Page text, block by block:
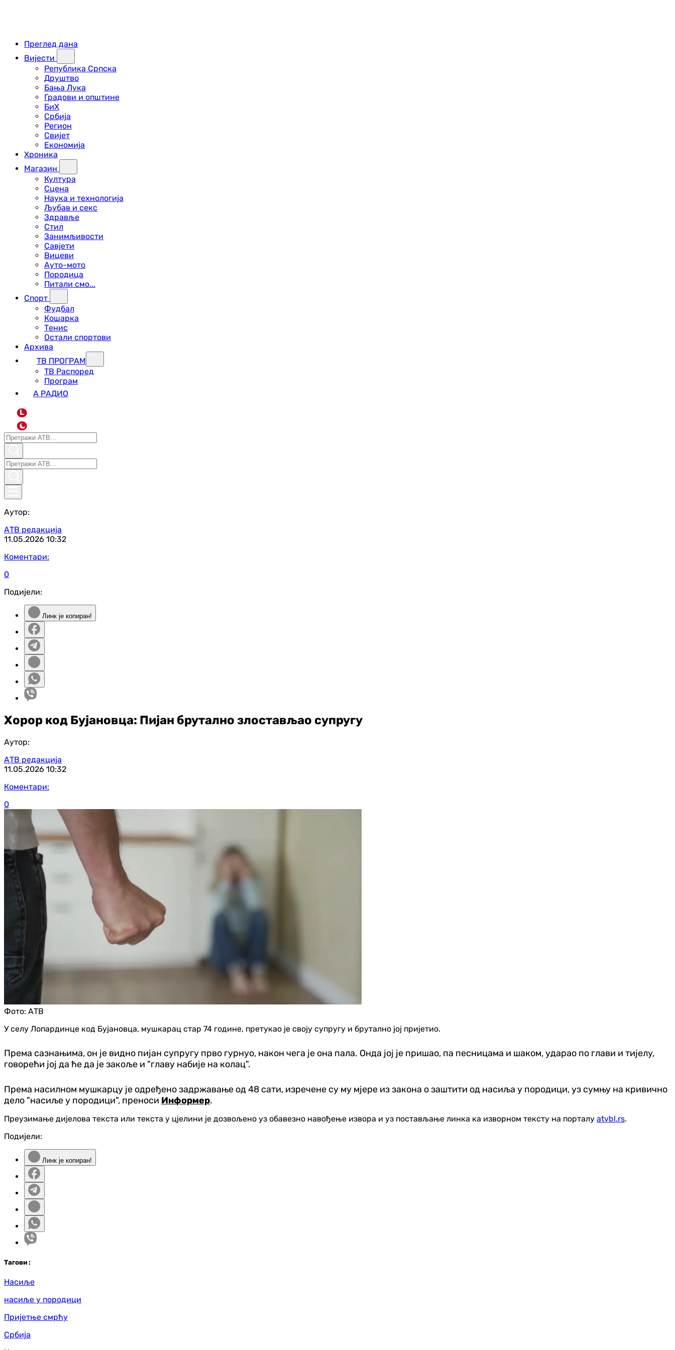
Преглед дана
Вијести
Република Српска
Друштво
Бања Лука
Градови и општине
БиХ
Србија
Регион
Свијет
Економија
Хроника
Магазин
Култура
Сцена
Наука и технологија
Љубав и секс
Здравље
Стил
Занимљивости
Савјети
Вицеви
Ауто-мото
Породица
Питали смо...
Спорт
Фудбал
Кошарка
Тенис
Остали спортови
Архива
ТВ ПРОГРАМ
ТВ Распоред
Програм
А РАДИО
L
Аутор:
АТВ редакција
11.05.2026 10:32
Коментари:
0
Подијели:
Линк је копиран!
Хорор код Бујановца: Пијан брутално злостављао супругу
Аутор:
АТВ редакција
11.05.2026 10:32
Коментари:
0
Фото: АТВ
У селу Лопардинце код Бујановца, мушкарац стар 74 године, претукао је своју супругу и брутално јој пријетио.
Према сазнањима, он је видно пијан супругу прво гурнуо, након чега је она пала. Онда јој је пришао, па песницама и шаком, ударао по глави и тијелу,
говорећи јој да ће да је закоље и "главу набије на колац".
Према насилном мушкарцу је одређено задржавање од 48 сати, изречене су му мјере из закона о заштити од насиља у породици, уз сумњу на кривично
дело "насиље у породици", преноси Информер.
Преузимање дијелова текста или текста у цјелини је дозвољено уз обавезно навођење извора и уз постављање линка ка изворном тексту на порталу atvbl.rs.
Подијели:
Линк је копиран!
Тагови :
Насиље
насиље у породици
Пријетње смрћу
Србија